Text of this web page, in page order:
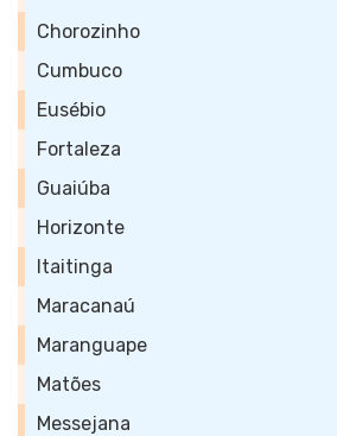
Chorozinho
Cumbuco
Eusébio
Fortaleza
Guaiúba
Horizonte
Itaitinga
Maracanaú
Maranguape
Matões
Messejana